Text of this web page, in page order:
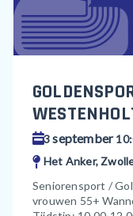
3september
Het Anker,
Seniorensport /
vrouwen 55+